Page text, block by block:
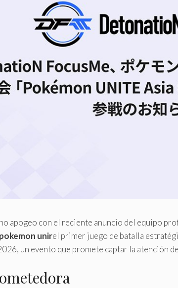
apogeo con el reciente anuncio del equipo
pokemon unirel primer juego de batalla
un evento que promete captar la atención